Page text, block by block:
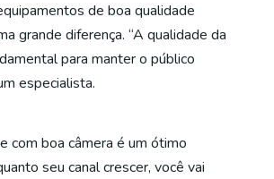
de boa qualidade
grande diferença. “A qualidade da
para manter o público
especialista.
com boa câmera é um ótimo
seu canal crescer, você vai